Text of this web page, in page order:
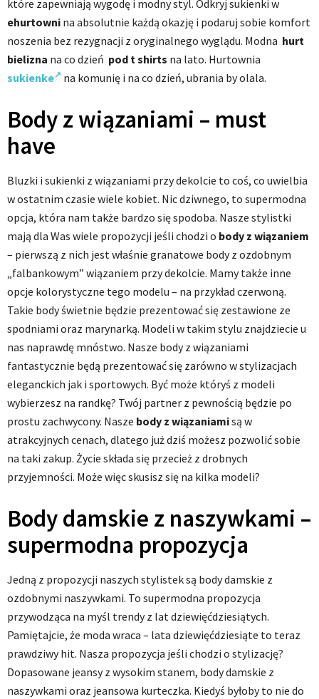
które zapewniają wygodę i modny styl. Odkryj sukienki w
ehurtowni na absolutnie każdą okazję i podaruj sobie komfort
noszenia bez rezygnacji z oryginalnego wyglądu. Modna hurt
bielizna na co dzień pod t shirts na lato. Hurtownia
sukienke
na komunię i na co dzień, ubrania by olala.
Body z wiązaniami – must
have
Bluzki i sukienki z wiązaniami przy dekolcie to coś, co uwielbia
w ostatnim czasie wiele kobiet. Nic dziwnego, to supermodna
opcja, która nam także bardzo się spodoba. Nasze stylistki
mają dla Was wiele propozycji jeśli chodzi o body z wiązaniem
– pierwszą z nich jest właśnie granatowe body z ozdobnym
„falbankowym” wiązaniem przy dekolcie. Mamy także inne
opcje kolorystyczne tego modelu – na przykład czerwoną.
Takie body świetnie będzie prezentować się zestawione ze
spodniami oraz marynarką. Modeli w takim stylu znajdziecie u
nas naprawdę mnóstwo. Nasze body z wiązaniami
fantastycznie będą prezentować się zarówno w stylizacjach
eleganckich jak i sportowych. Być może któryś z modeli
wybierzesz na randkę? Twój partner z pewnością będzie po
prostu zachwycony. Nasze body z wiązaniamisą w
atrakcyjnych cenach, dlatego już dziś możesz pozwolić sobie
na taki zakup. Życie składa się przecież z drobnych
przyjemności. Może więc skusisz się na kilka modeli?
Body damskie z naszywkami –
supermodna propozycja
Jedną z propozycji naszych stylistek są body damskie z
ozdobnymi naszywkami. To supermodna propozycja
przywodząca na myśl trendy z lat dziewięćdziesiątych.
Pamiętajcie, że moda wraca – lata dziewięćdziesiąte to teraz
prawdziwy hit. Nasza propozycja jeśli chodzi o stylizację?
Dopasowane jeansy z wysokim stanem, body damskie z
naszywkami oraz jeansowa kurteczka. Kiedyś byłoby to nie do